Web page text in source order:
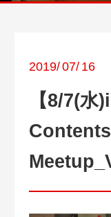
2019/07/ 16
【8/7(